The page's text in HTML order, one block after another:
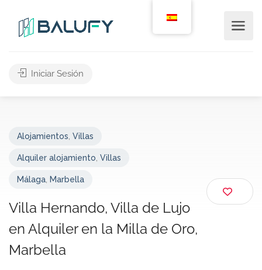
Iniciar Sesión
Alojamientos Villas
Alquiler alojamiento Villas
Málaga Marbella
Villa Hernando, Villa de Lujo
en Alquiler en la Milla de Oro,
Marbella